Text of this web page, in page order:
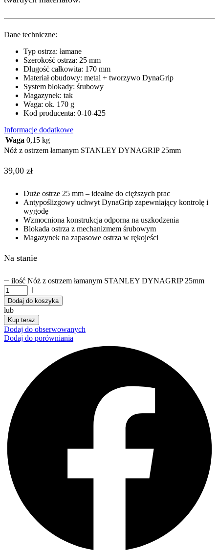
Dane techniczne:
Typ ostrza: łamane
Szerokość ostrza: 25 mm
Długość całkowita: 170 mm
Materiał obudowy: metal + tworzywo DynaGrip
System blokady: śrubowy
Magazynek: tak
Waga: ok. 170 g
Kod producenta: 0-10-425
Informacje dodatkowe
Waga 0,15 kg
Nóż z ostrzem łamanym STANLEY DYNAGRIP 25mm
39,00 zł
Duże ostrze 25 mm – idealne do cięższych prac
Antypoślizgowy uchwyt DynaGrip zapewniający kontrolę i
wygodę
Wzmocniona konstrukcja odporna na uszkodzenia
Blokada ostrza z mechanizmem śrubowym
Magazynek na zapasowe ostrza w rękojeści
Na stanie
ilość Nóż z ostrzem łamanym STANLEY DYNAGRIP 25mm
Dodaj do koszyka
lub
Kup teraz
Dodaj do obserwowanych
Dodaj do porówniania